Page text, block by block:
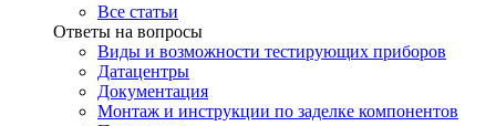
Все статьи
Ответы на вопросы
Виды и возможности тестирующих приборов
Датацентры
Документация
Монтаж и инструкции по заделке компонентов